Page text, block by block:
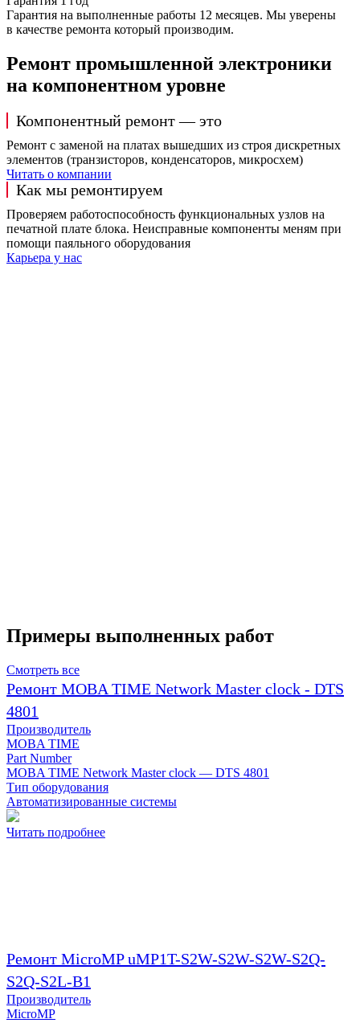
Гарантия на выполненные работы 12 месяцев. Мы уверены
в качестве ремонта который производим.
Ремонт промышленной электроники
на компонентном уровне
Компонентный ремонт — это
Ремонт с заменой на платах вышедших из строя дискретных
элементов (транзисторов, конденсаторов, микросхем)
Читать о компании
Как мы ремонтируем
Проверяем работоспособность функциональных узлов на
печатной плате блока. Неисправные компоненты меням при
помощи паяльного оборудования
Карьера у нас
Примеры выполненных работ
Смотреть все
Ремонт MOBA TIME Network Master clock - DTS
4801
Производитель
MOBA TIME
Part Number
MOBA TIME Network Master clock — DTS 4801
Тип оборудования
Автоматизированные системы
Читать подробнее
Ремонт MicroMP uMP1T-S2W-S2W-S2W-S2Q-
S2Q-S2L-B1
Производитель
MicroMP